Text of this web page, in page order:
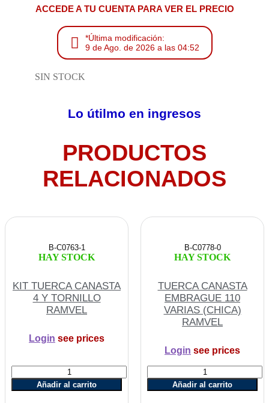
ACCEDE A TU CUENTA PARA VER EL PRECIO
*Última modificación:
9 de Ago. de 2026 a las 04:52
SIN STOCK
Lo útilmo en ingresos
PRODUCTOS
RELACIONADOS
B-C0763-1
HAY STOCK
KIT TUERCA CANASTA
4 Y TORNILLO
RAMVEL
Login see prices
TUERCA
CANASTA
Añadir al carrito
B-C0778-0
HAY STOCK
TUERCA CANASTA
EMBRAGUE 110
VARIAS (CHICA)
RAMVEL
Login see prices
CANASTA
EMBRAGUE
Añadir al carrito